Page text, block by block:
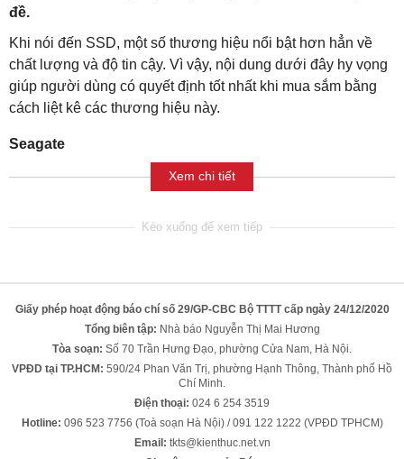
đề.
Khi nói đến SSD, một số thương hiệu nổi bật hơn hẳn về
chất lượng và độ tin cậy. Vì vậy, nội dung dưới đây hy vọng
giúp người dùng có quyết định tốt nhất khi mua sắm bằng
cách liệt kê các thương hiệu này.
Seagate
Xem chi tiết
Giấy phép hoạt động báo chí số 29/GP-CBC Bộ TTTT cấp ngày 24/12/2020
Tổng biên tập: Nhà báo Nguyễn Thị Mai Hương
Tòa soạn: Số 70 Trần Hưng Đạo, phường Cửa Nam, Hà Nội.
VPĐD tại TP.HCM: 590/24 Phan Văn Trị, phường Hạnh Thông, Thành phố Hồ
Chí Minh.
Điện thoại: 024 6 254 3519
Hotline: 096 523 7756 (Toà soạn Hà Nội) / 091 122 1222 (VPĐD TPHCM)
Email: tkts@kienthuc.net.vn